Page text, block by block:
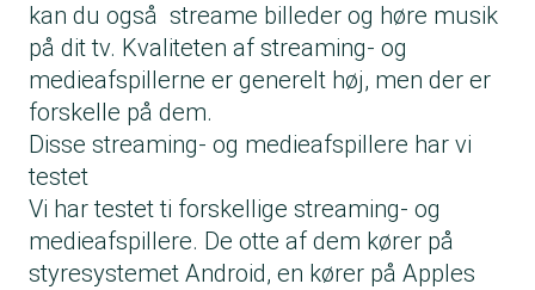
kan du også streame billeder og høre musik
på dit tv. Kvaliteten af streaming- og
medieafspillerne er generelt høj, men der er
forskelle på dem.
Disse streaming- og medieafspillere har vi
testet
Vi har testet ti forskellige streaming- og
medieafspillere. De otte af dem kører på
styresystemet Android, en kører på Apples